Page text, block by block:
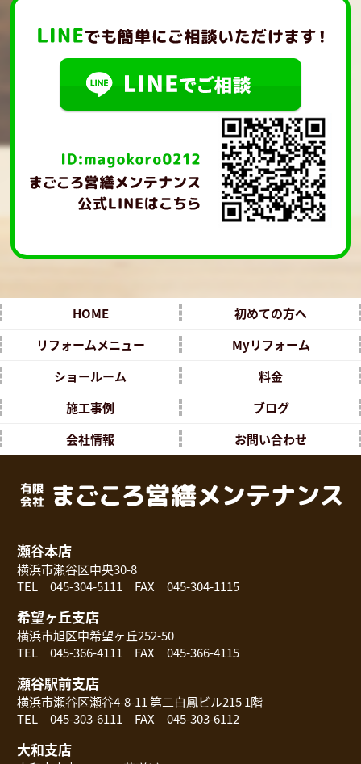
HOME
初めての方へ
リフォームメニュー
Myリフォーム
ショールーム
料金
施工事例
ブログ
会社情報
お問い合わせ
瀬谷本店
横浜市瀬谷区中央30-8
TEL 045-304-5111 FAX 045-304-1115
希望ヶ丘支店
横浜市旭区中希望ヶ丘252-50
TEL 045-366-4111 FAX 045-366-4115
瀬谷駅前支店
横浜市瀬谷区瀬谷4-8-11 第二白鳳ビル215 1階
TEL 045-303-6111 FAX 045-303-6112
大和支店